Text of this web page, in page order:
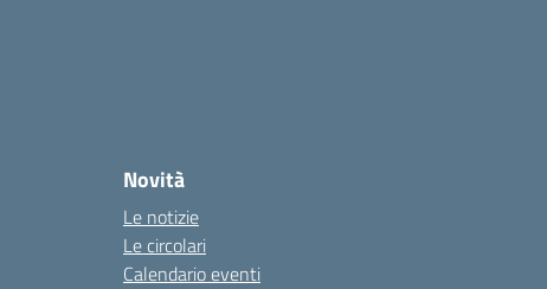
Novità
Le notizie
Le circolari
Calendario eventi